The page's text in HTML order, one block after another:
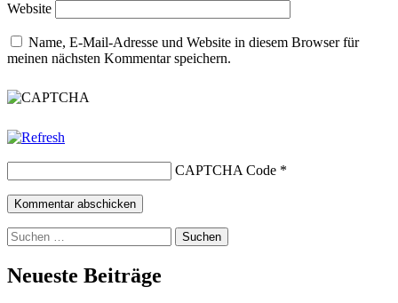
Website
Name, E-Mail-Adresse und Website in diesem Browser für
meinen nächsten Kommentar speichern.
CAPTCHA Code *
Suchen
nach:
Neueste Beiträge